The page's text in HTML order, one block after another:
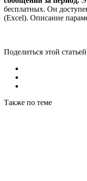
бесплатных. Он
(Excel). Описание
Поделиться этой статьей
Также по теме